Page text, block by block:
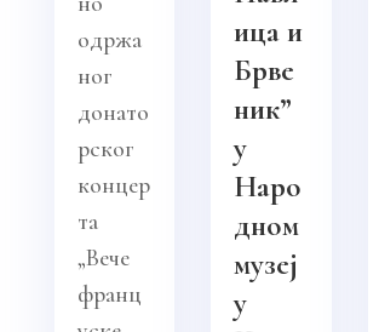
одржа
ног
донато
рског
концер
та
„Вече
франц
ица и
Брве
ник”
у
Наро
дном
музеј
у